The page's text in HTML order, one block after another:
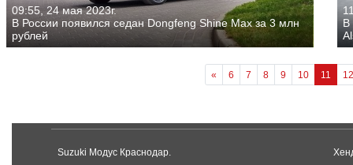
09:55, 24 мая 2023г.
В России появился седан Dongfeng Shine Max за 3 млн
рублей
В
« 6 7 8 9 10 11 12
Suzuki Модус Краснодар.